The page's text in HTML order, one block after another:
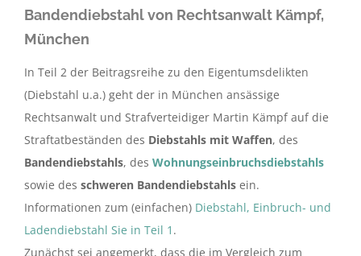
Bandendiebstahl von Rechtsanwalt Kämpf,
München
In Teil 2 der Beitragsreihe zu den Eigentumsdelikten
(Diebstahl u.a.) geht der in München ansässige
Rechtsanwalt und Strafverteidiger Martin Kämpf auf die
Straftatbeständen des Diebstahls mit Waffen, des
Bandendiebstahls, des Wohnungseinbruchsdiebstahls
sowie des schweren Bandendiebstahls ein.
Informationen zum (einfachen) Diebstahl, Einbruch- und
Ladendiebstahl Sie in Teil 1 .
Zunächst sei angemerkt, dass die im Vergleich zum